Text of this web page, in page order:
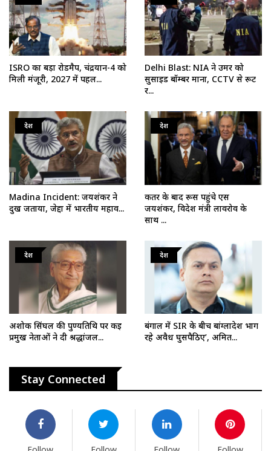
ISRO का बड़ा रोडमैप, चंद्रयान-4 को
मिली मंजूरी, 2027 में पहल...
Delhi Blast: NIA ने उमर को
सुसाइड बॉम्बर माना, CCTV से रूट
र...
देश
Madina Incident: जयशंकर ने
दुख जताया, जेद्दा में भारतीय महाव...
देश
कतर के बाद रूस पहुंचे एस
जयशंकर, विदेश मंत्री लावरोव के
साथ ...
देश
अशोक सिंघल की पुण्यतिथि पर कई
प्रमुख नेताओं ने दी श्रद्धांजल...
देश
बंगाल में SIR के बीच बांग्लादेश भाग
रहे अवैध घुसपैठिए’, अमित...
Stay Connected